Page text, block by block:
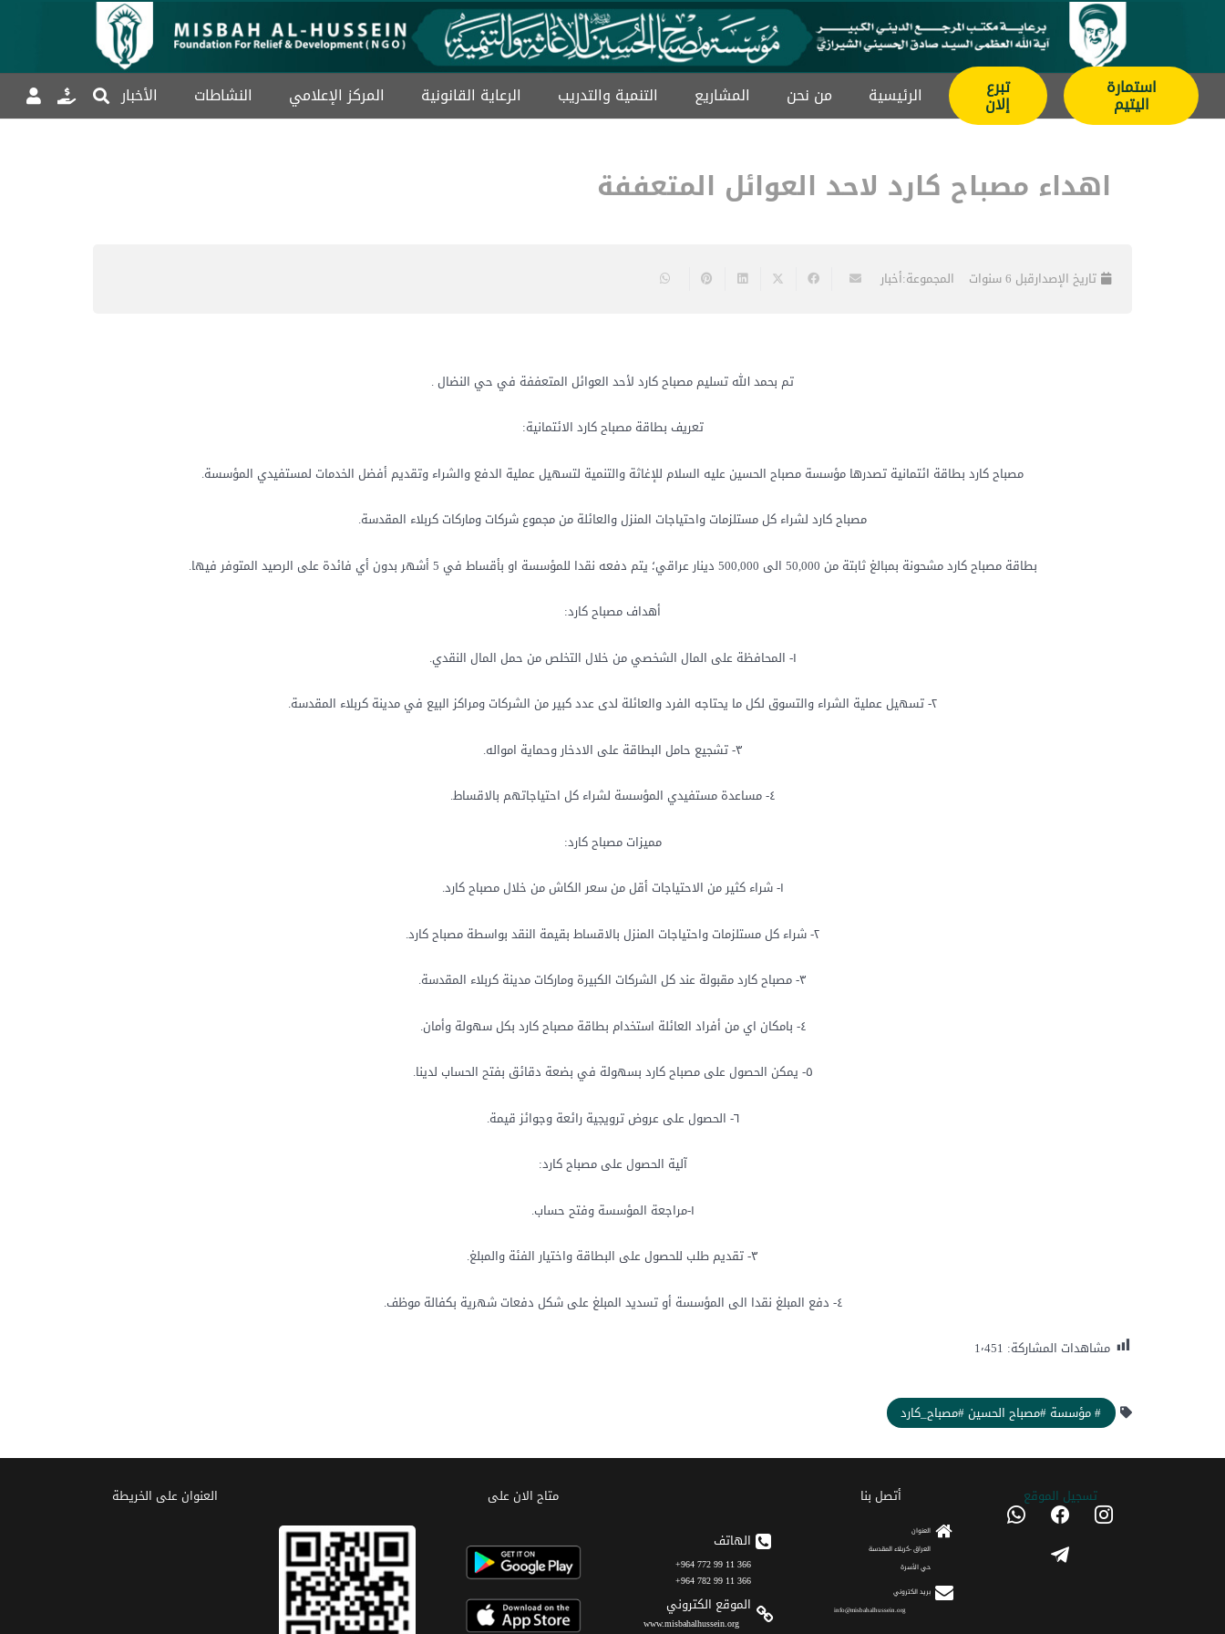
استمارة
اليتيم
تبرع
إلان الرئيسیة من نحن المشاریع التنمیة والتدریب الرعاية القانونية المركز الإعلامي النشاطات الأخبار
اهداء مصباح كارد لاحد العوائل المتعففة
تاريخ الإصدارقبل 6 سنوات المجموعة:أخبار
تم بحمد الله تسليم مصباح كارد لأحد العوائل المتعففة في حي النضال .
تعريف بطاقة مصباح كارد الائتمانية:
مصباح كارد بطاقة ائتمانية تصدرها مؤسسة مصباح الحسين عليه السلام للإغاثة والتنمية لتسهيل عملية الدفع والشراء وتقديم أفضل الخدمات لمستفيدي المؤسسة.
مصباح كارد لشراء كل مستلزمات واحتياجات المنزل والعائلة من مجموع شركات وماركات كربلاء المقدسة.
بطاقة مصباح كارد مشحونة بمبالغ ثابتة من 50,000 الى 500,000 دينار عراقي؛ يتم دفعه نقدا للمؤسسة او بأقساط في 5 أشهر بدون أي فائدة على الرصيد المتوفر فيها.
أهداف مصباح كارد:
١- المحافظة على المال الشخصي من خلال التخلص من حمل المال النقدي.
٢- تسهيل عملية الشراء والتسوق لكل ما يحتاجه الفرد والعائلة لدى عدد كبير من الشركات ومراكز البيع في مدينة كربلاء المقدسة.
٣- تشجيع حامل البطاقة على الادخار وحماية امواله.
٤- مساعدة مستفيدي المؤسسة لشراء كل احتياجاتهم بالاقساط.
مميزات مصباح كارد:
١- شراء كثير من الاحتياجات أقل من سعر الكاش من خلال مصباح كارد.
٢- شراء كل مستلزمات واحتياجات المنزل بالاقساط بقيمة النقد بواسطة مصباح كارد.
٣- مصباح كارد مقبولة عند كل الشركات الكبيرة وماركات مدينة كربلاء المقدسة.
٤- بامكان اي من أفراد العائلة استخدام بطاقة مصباح كارد بكل سهولة وأمان.
٥- يمكن الحصول على مصباح كارد بسهولة في بضعة دقائق بفتح الحساب لدينا.
٦- الحصول على عروض ترويجية رائعة وجوائز قيمة.
آلية الحصول على مصباح كارد:
١-مراجعة المؤسسة وفتح حساب.
٣- تقديم طلب للحصول على البطاقة واختيار الفئة والمبلغ.
٤- دفع المبلغ نقدا الى المؤسسة أو تسديد المبلغ على شكل دفعات شهرية بكفالة موظف.
مشاهدات المشاركة: 1٬451
# مؤسسة #مصباح الحسين #مصباح_كارد
تسجیل الموقعinstagram
facebook
whatsapp
telegram
أتصل بنا
العنوان
العراق -كربلاء المقدسة
حي الأسرة
برید الکتروني
info@misbahalhussein.org
الهاتف
366 11 99 772 964+
366 11 99 782 964+
الموقع الکتروني
www.misbahalhussein.org
متاح الان على العنوان علی الخریطة